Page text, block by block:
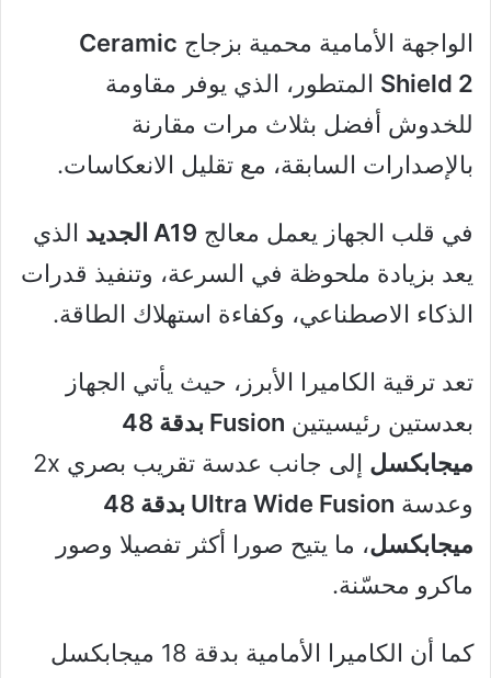
الواجهة الأمامية محمية بزجاج Ceramic
Shield 2 المتطور، الذي يوفر مقاومة
للخدوش أفضل بثلاث مرات مقارنة
بالإصدارات السابقة، مع تقليل الانعكاسات.
في قلب الجهاز يعمل معالج A19 الجديد
الذي
يعد بزيادة ملحوظة في السرعة، وتنفيذ قدرات
الذكاء الاصطناعي، وكفاءة استهلاك الطاقة.
تعد ترقية الكاميرا الأبرز، حيث يأتي الجهاز
بعدستين رئيسيتين
Fusion بدقة 48
ميجابكسل
إلى جانب عدسة تقريب بصري 2x
وعدسة
Ultra Wide Fusion بدقة 48
ميجابكسل، ما يتيح صورا أكثر تفصيلا وصور
ماكرو محسّنة.
كما أن الكاميرا الأمامية بدقة 18 ميجابكسل